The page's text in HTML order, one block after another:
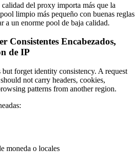
calidad del proxy importa más que la
limpio más pequeño con buenas reglas
a un enorme pool de baja calidad.
Consistentes Encabezados,
de IP
but forget identity consistency. A request
not carry headers, cookies,
patterns from another region.
moneda o locales